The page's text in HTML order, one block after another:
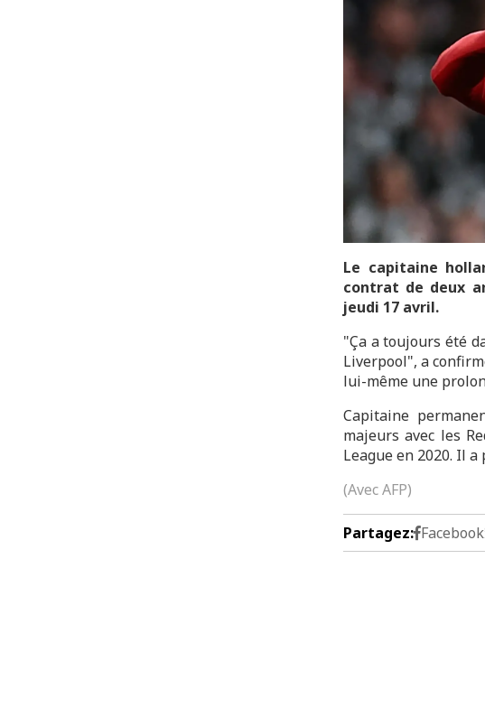
Le capitaine
contrat de deux
jeudi 17 avril.
"Ça a toujours été
Liverpool", a
lui-même une
Capitaine
majeurs avec les
League en 2020. Il
(Avec AFP)
Partagez: Facebook